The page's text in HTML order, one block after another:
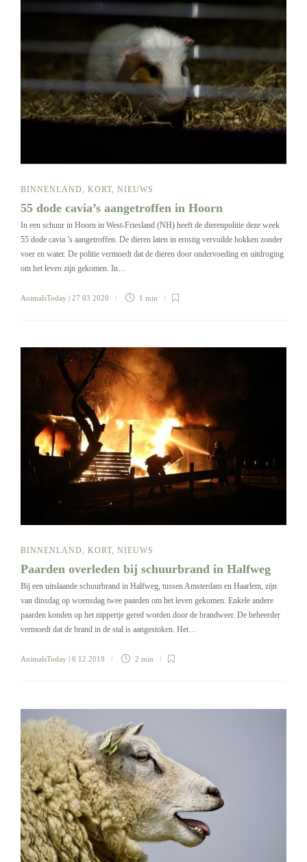
BINNENLAND KORT NIEUWS
55 dode cavia’s aangetroffen in Hoorn
In een schuur in Hoorn in West-Friesland (NH) heeft de dierenpolitie deze week
55 dode cavia ’s aangetroffen. De dieren laten in ernstig vervuilde hokken zonder
voer en water. De politie vermoedt dat de dieren door ondervoeding en uitdroging
om het leven zijn gekomen. In…
AnimalsToday | 27 03 2020 1 min
BINNENLAND KORT NIEUWS
Paarden overleden bij schuurbrand in Halfweg
Bij een uitslaande schuurbrand in Halfweg, tussen Amsterdam en Haarlem, zijn
van dinsdag op woensdag twee paarden om het leven gekomen. Enkele andere
paarden konden op het nippertje gered worden door de brandweer. De beheerder
vermoedt dat de brand in de stal is aangestoken. Het…
AnimalsToday | 6 12 2019 2 min